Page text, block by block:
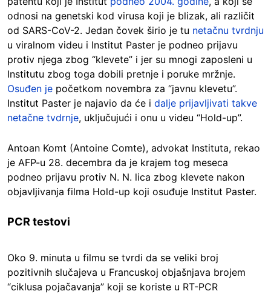
odnosi na genetski kod virusa koji je blizak, ali različit
od SARS-CoV-2. Jedan čovek širio je tu netačnu tvrdnju
u viralnom videu i Institut Paster je podneo prijavu
protiv njega zbog “klevete” i jer su mnogi zaposleni u
Institutu zbog toga dobili pretnje i poruke mržnje.
Osuđen je početkom novembra za “javnu klevetu”.
Institut Paster je najavio da će i dalje prijavljivati takve
netačne tvdrnje, uključujući i onu u videu “Hold-up”.
Antoan Komt (Antoine Comte), advokat Instituta, rekao
je AFP-u 28. decembra da je krajem tog meseca
podneo prijavu protiv N. N. lica zbog klevete nakon
objavljivanja filma Hold-up koji osuđuje Institut Paster.
PCR testovi
Oko 9. minuta u filmu se tvrdi da se veliki broj
pozitivnih slučajeva u Francuskoj objašnjava brojem
“ciklusa pojačavanja” koji se koriste u RT-PCR